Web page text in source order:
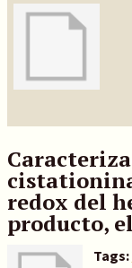
redox del
producto,
Tags: